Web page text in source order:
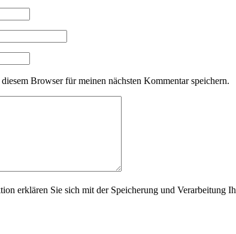
Browser für meinen nächsten Kommentar speichern.
erklären Sie sich mit der Speicherung und Verarbeitung